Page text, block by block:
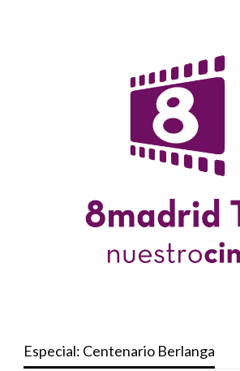
Especial: Centenario Berlanga